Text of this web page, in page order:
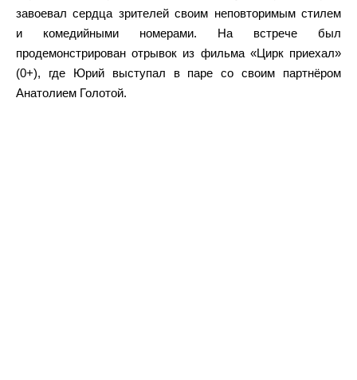
завоевал сердца зрителей своим неповторимым стилем
и комедийными номерами. На встрече был
продемонстрирован отрывок из фильма «Цирк приехал»
(0+), где Юрий выступал в паре со своим партнёром
Анатолием Голотой.